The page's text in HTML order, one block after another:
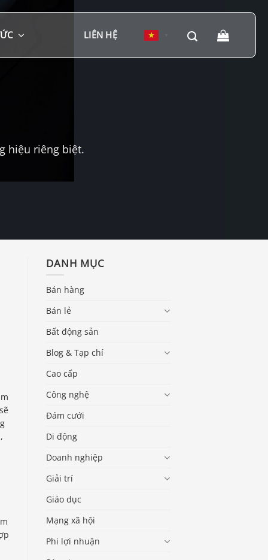
LIÊN HỆ
hiệu riêng biệt.
DANH MỤC
Bán hàng
Bán lẻ
Bất động sản
Blog & Tạp chí
Cao cấp
Công nghệ
Đám cưới
Di động
Doanh nghiệp
Giải trí
Giáo dục
Mạng xã hội
Phi lợi nhuận